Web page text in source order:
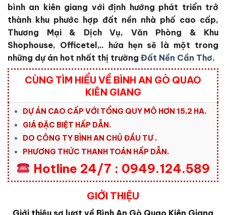
bình an kiên giang với định hướng phát triển trở
thành khu phước hợp đất nền nhà phố cao cấp,
Thương Mại & Dịch Vụ, Văn Phòng & Khu
Shophouse, Officetel,.. hứa hẹn sẽ là một trong
những dự án hot nhất thị trường Đất Nền Cần Thơ.
CÙNG TÌM HIỂU VỀ BÌNH AN GÒ QUAO
KIÊN GIANG
DỰ ÁN CAO CẤP VỚI TỔNG QUY MÔ HƠN 15,2 HA.
GIÁ ĐẶC BIỆT HẤP DẪN.
DO CÔNG TY BÌNH AN CHỦ ĐẦU TƯ .
PHƯƠNG THỨC THANH TOÁN HẤP DẪN.
Hotline 24/7 : 0949.124.589
GIỚI THIỆU
Giới thiệu sơ lượt về Bình An Gò Quao Kiên Giang